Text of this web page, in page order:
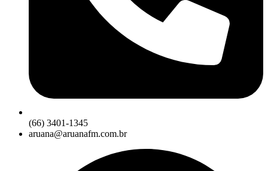
(66) 3401-1345
aruana@aruanafm.com.br